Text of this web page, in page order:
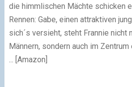
die himmlischen Mächte schicken
Rennen: Gabe, einen attraktiven
sich´s versieht, steht Frannie nicht
Männern, sondern auch im
... [Amazon]